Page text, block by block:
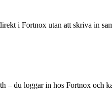
i Fortnox utan att skriva in
– du loggar in hos Fortnox och